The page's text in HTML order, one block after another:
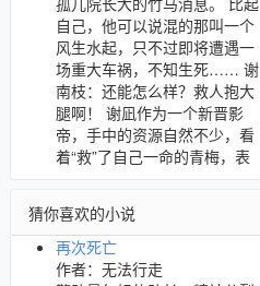
自己，他可以说混的那叫一个
风生水起，只不过即将遭遇一
场重大车祸，不知生死…… 谢
南枝：还能怎么样？救人抱大
腿啊！ 谢凪作为一个新晋影
帝，手中的资源自然不少，看
着“救”了自己一命的青梅，表
猜你喜欢的小说
再次死亡
作者：无法行走